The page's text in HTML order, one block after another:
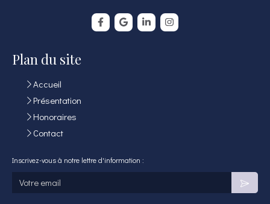
Plan du site
Accueil
Présentation
Honoraires
Contact
Inscrivez-vous à notre lettre d'information :
Votre email